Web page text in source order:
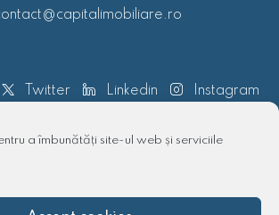
a îmbunătăți site-ul web și serviciile
Twitter Linkedin Instagram